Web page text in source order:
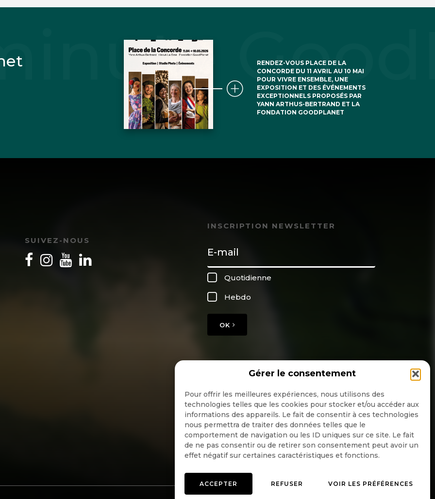
Gérer le consentement
Pour offrir les meilleures expériences, nous utilisons des
technologies telles que les cookies pour stocker et/ou accéder aux
informations des appareils. Le fait de consentir à ces technologies
nous permettra de traiter des données telles que le
comportement de navigation ou les ID uniques sur ce site. Le fait
de ne pas consentir ou de retirer son consentement peut avoir un
effet négatif sur certaines caractéristiques et fonctions.
ACCEPTER REFUSER VOIR LES PRÉFÉRENCES
RENDEZ-VOUS PLACE DE LA
CONCORDE DU 11 AVRIL AU 10 MAI
POUR VIVRE ENSEMBLE, UNE
EXPOSITION ET DES ÉVÉNEMENTS
EXCEPTIONNELS PROPOSÉS PAR
YANN ARTHUS-BERTRAND ET LA
FONDATION GOODPLANET
SUIVEZ-NOUS
INSCRIPTION NEWSLETTER
Quotidienne
Hebdo
OK